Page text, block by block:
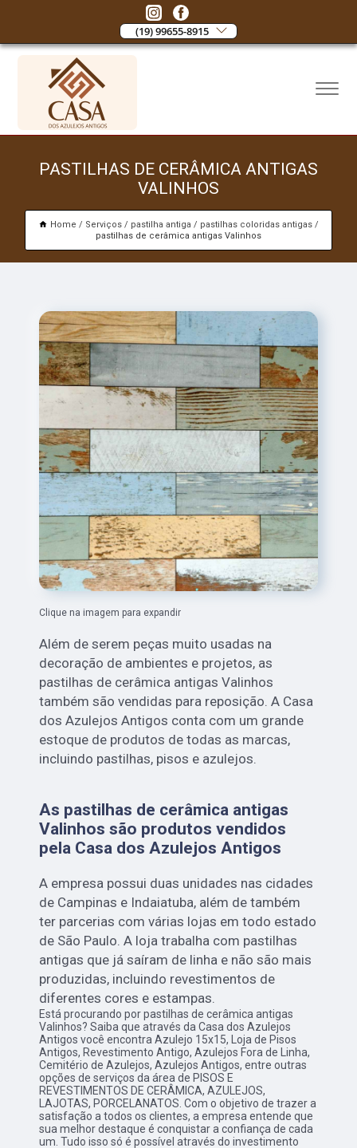
(19) 99655-8915
PASTILHAS DE CERÂMICA ANTIGAS
VALINHOS
Home Serviços pastilha antiga
pastilhas coloridas antigas
pastilhas de cerâmica antigas Valinhos
Clique na imagem para expandir
Além de serem peças muito usadas na
decoração de ambientes e projetos, as
pastilhas de cerâmica antigas Valinhos
também são vendidas para reposição. A Casa
dos Azulejos Antigos conta com um grande
estoque de produtos de todas as marcas,
incluindo pastilhas, pisos e azulejos.
As pastilhas de cerâmica antigas
Valinhos são produtos vendidos
pela Casa dos Azulejos Antigos
A empresa possui duas unidades nas cidades
de Campinas e Indaiatuba, além de também
ter parcerias com várias lojas em todo estado
de São Paulo. A loja trabalha com pastilhas
antigas que já saíram de linha e não são mais
produzidas, incluindo revestimentos de
diferentes cores e estampas.
Está procurando por pastilhas de cerâmica antigas
Valinhos? Saiba que através da Casa dos Azulejos
Antigos você encontra Azulejo 15x15, Loja de Pisos
Antigos, Revestimento Antigo, Azulejos Fora de Linha,
Cemitério de Azulejos, Azulejos Antigos, entre outras
opções de serviços da área de PISOS E
REVESTIMENTOS DE CERÂMICA, AZULEJOS,
LAJOTAS, PORCELANATOS. Com o objetivo de trazer a
satisfação a todos os clientes, a empresa entende que
sua melhor destaque é conquistar a confiança de cada
um. Tudo isso só é possível através do investimento